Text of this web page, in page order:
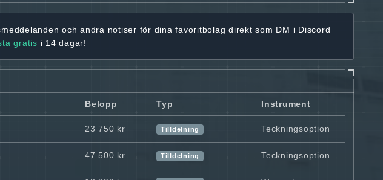
och andra notiser för dina favoritbolag direkt som DM i Discord
gratis i 14 dagar!
Belopp Typ Instrument
23 750 kr Tilldelning Teckningsoption
47 500 kr Tilldelning Teckningsoption